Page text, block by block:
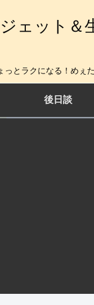
ェット＆
っとラクになる！めぇ
後日談